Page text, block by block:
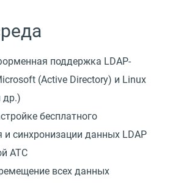
поддержка LDAP-
(Active Directory) и Linux
др.)
бесплатного
и синхронизации данных LDAP
АТС
всех данных